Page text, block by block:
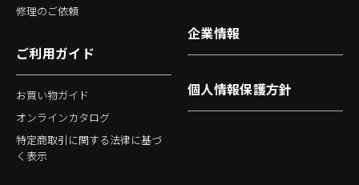
修理のご依頼
ご利用ガイド
お買い物ガイド
オンラインカタログ
特定商取引に関する法律に基づ
く表示
企業情報
個人情報保護方針